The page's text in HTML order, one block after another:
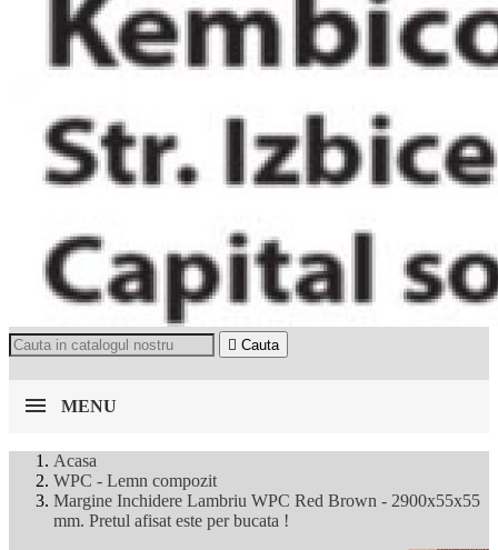
 Cauta
MENU
Acasa
WPC - Lemn compozit
Margine Inchidere Lambriu WPC Red Brown - 2900x55x55
mm. Pretul afisat este per bucata !